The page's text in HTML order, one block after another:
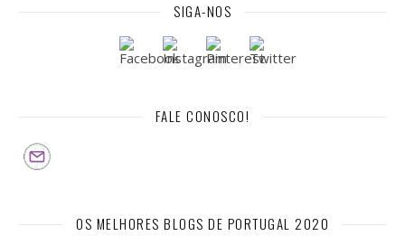
SIGA-NOS
FALE CONOSCO!
OS MELHORES BLOGS DE PORTUGAL 2020